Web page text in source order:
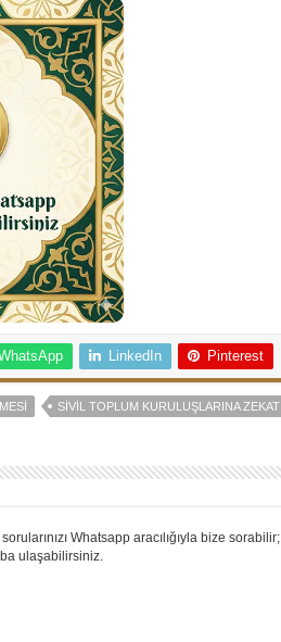
LinkedIn Pinterest
SIVIL TOPLUM KURULUŞLARINA ZEKAT
Whatsapp aracılığıyla bize sorabilir;
ulaşabilirsiniz.